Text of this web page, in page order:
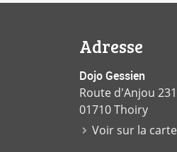
Adresse
Dojo Gessien
Route d'Anjou 231
01710 Thoiry
Voir sur la carte